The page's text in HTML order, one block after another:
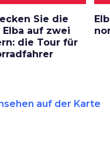
Sie die
Elba auf zwei
die Tour für
auf der Karte